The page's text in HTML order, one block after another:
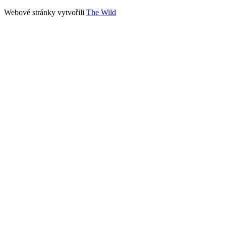
Webové stránky vytvořili The Wild